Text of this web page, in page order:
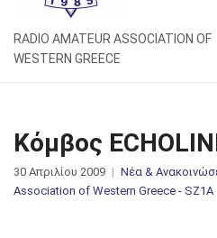
RADIO AMATEUR ASSOCIATION OF
WESTERN GREECE
Κόμβος
30 Απριλίου 2009 Νέα &
Association of Western Greece - SZ1A